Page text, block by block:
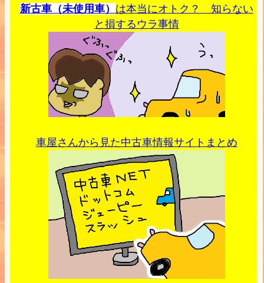
新古車（未使用車） は本当にオトク？ 知らない
と損するウラ事情
車屋さんから見た中古車情報サイトまとめ